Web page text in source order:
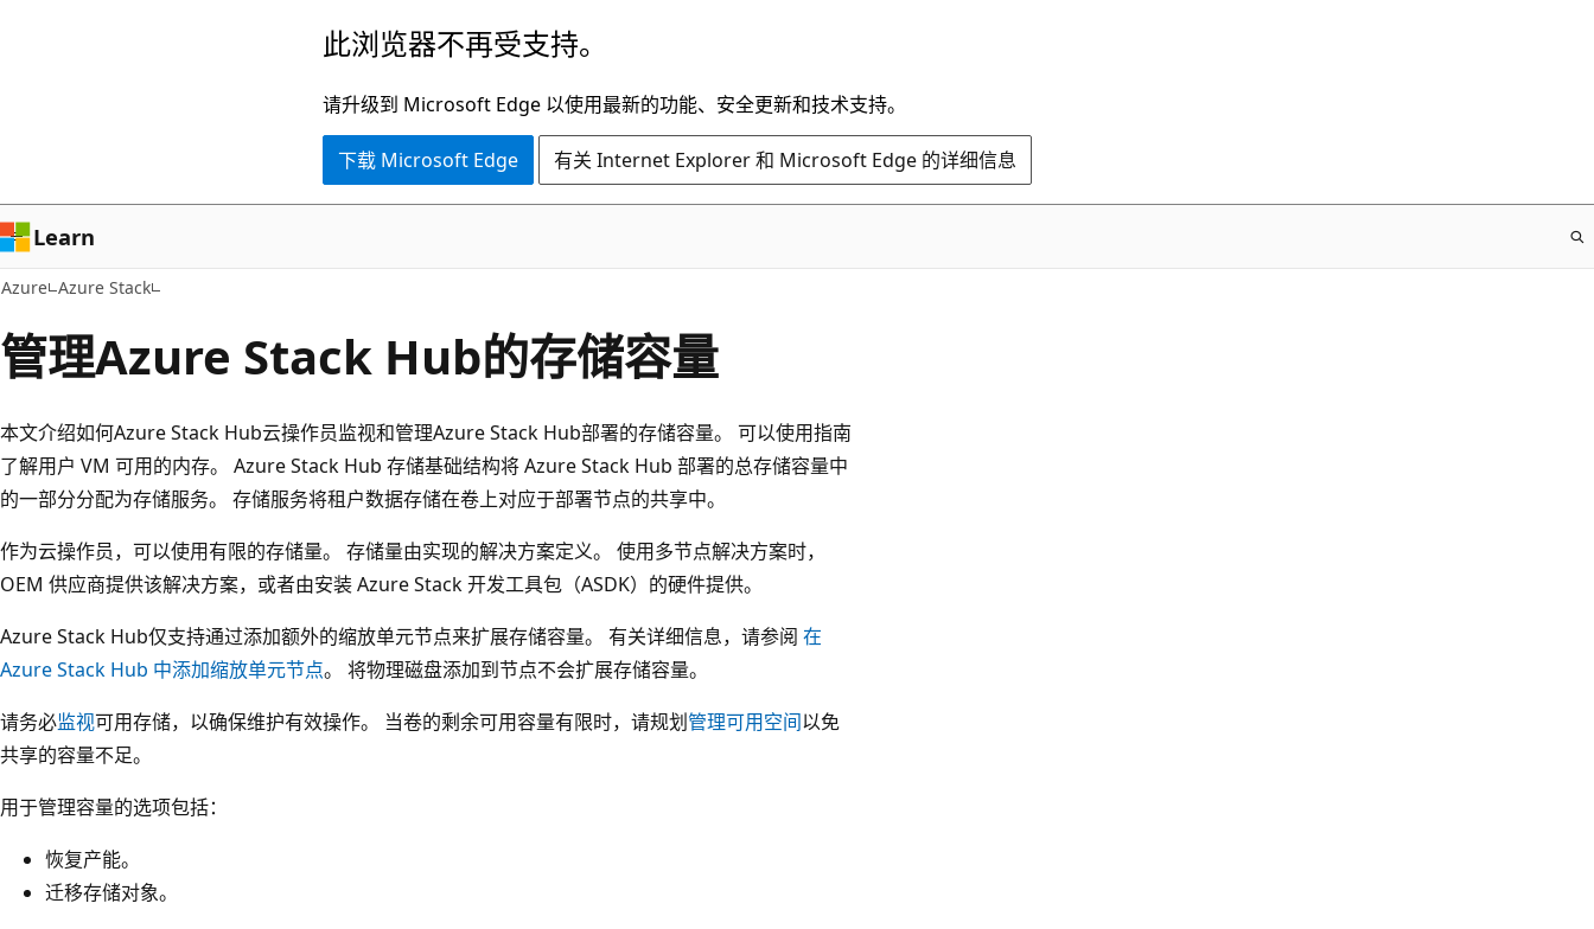
容
此浏览器不再受支持。
请升级到 Microsoft Edge 以使用最新的功能、安全更新和技术支持。
下载 Microsoft Edge 有关 Internet Explorer 和 Microsoft Edge 的详细信息
Learn
Azure Azure Stack
管理Azure Stack Hub的存储容量
本文介绍如何Azure Stack Hub云操作员监视和管理Azure Stack Hub部署的存储容量。 可以使用指南
了解用户 VM 可用的内存。 Azure Stack Hub 存储基础结构将 Azure Stack Hub 部署的总存储容量中
的一部分分配为存储服务。 存储服务将租户数据存储在卷上对应于部署节点的共享中。
作为云操作员，可以使用有限的存储量。 存储量由实现的解决方案定义。 使用多节点解决方案时，
OEM 供应商提供该解决方案，或者由安装 Azure Stack 开发工具包（ASDK）的硬件提供。
Azure Stack Hub仅支持通过添加额外的缩放单元节点来扩展存储容量。 有关详细信息，请参阅 在
Azure Stack Hub 中添加缩放单元节点。 将物理磁盘添加到节点不会扩展存储容量。
请务必监视可用存储，以确保维护有效操作。 当卷的剩余可用容量有限时，请规划管理可用空间以免
共享的容量不足。
用于管理容量的选项包括：
恢复产能。
迁移存储对象。